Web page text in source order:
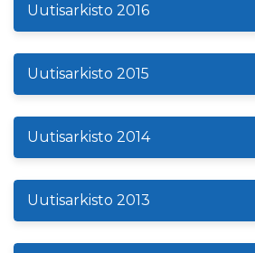
Uutisarkisto 2016
Uutisarkisto 2015
Uutisarkisto 2014
Uutisarkisto 2013